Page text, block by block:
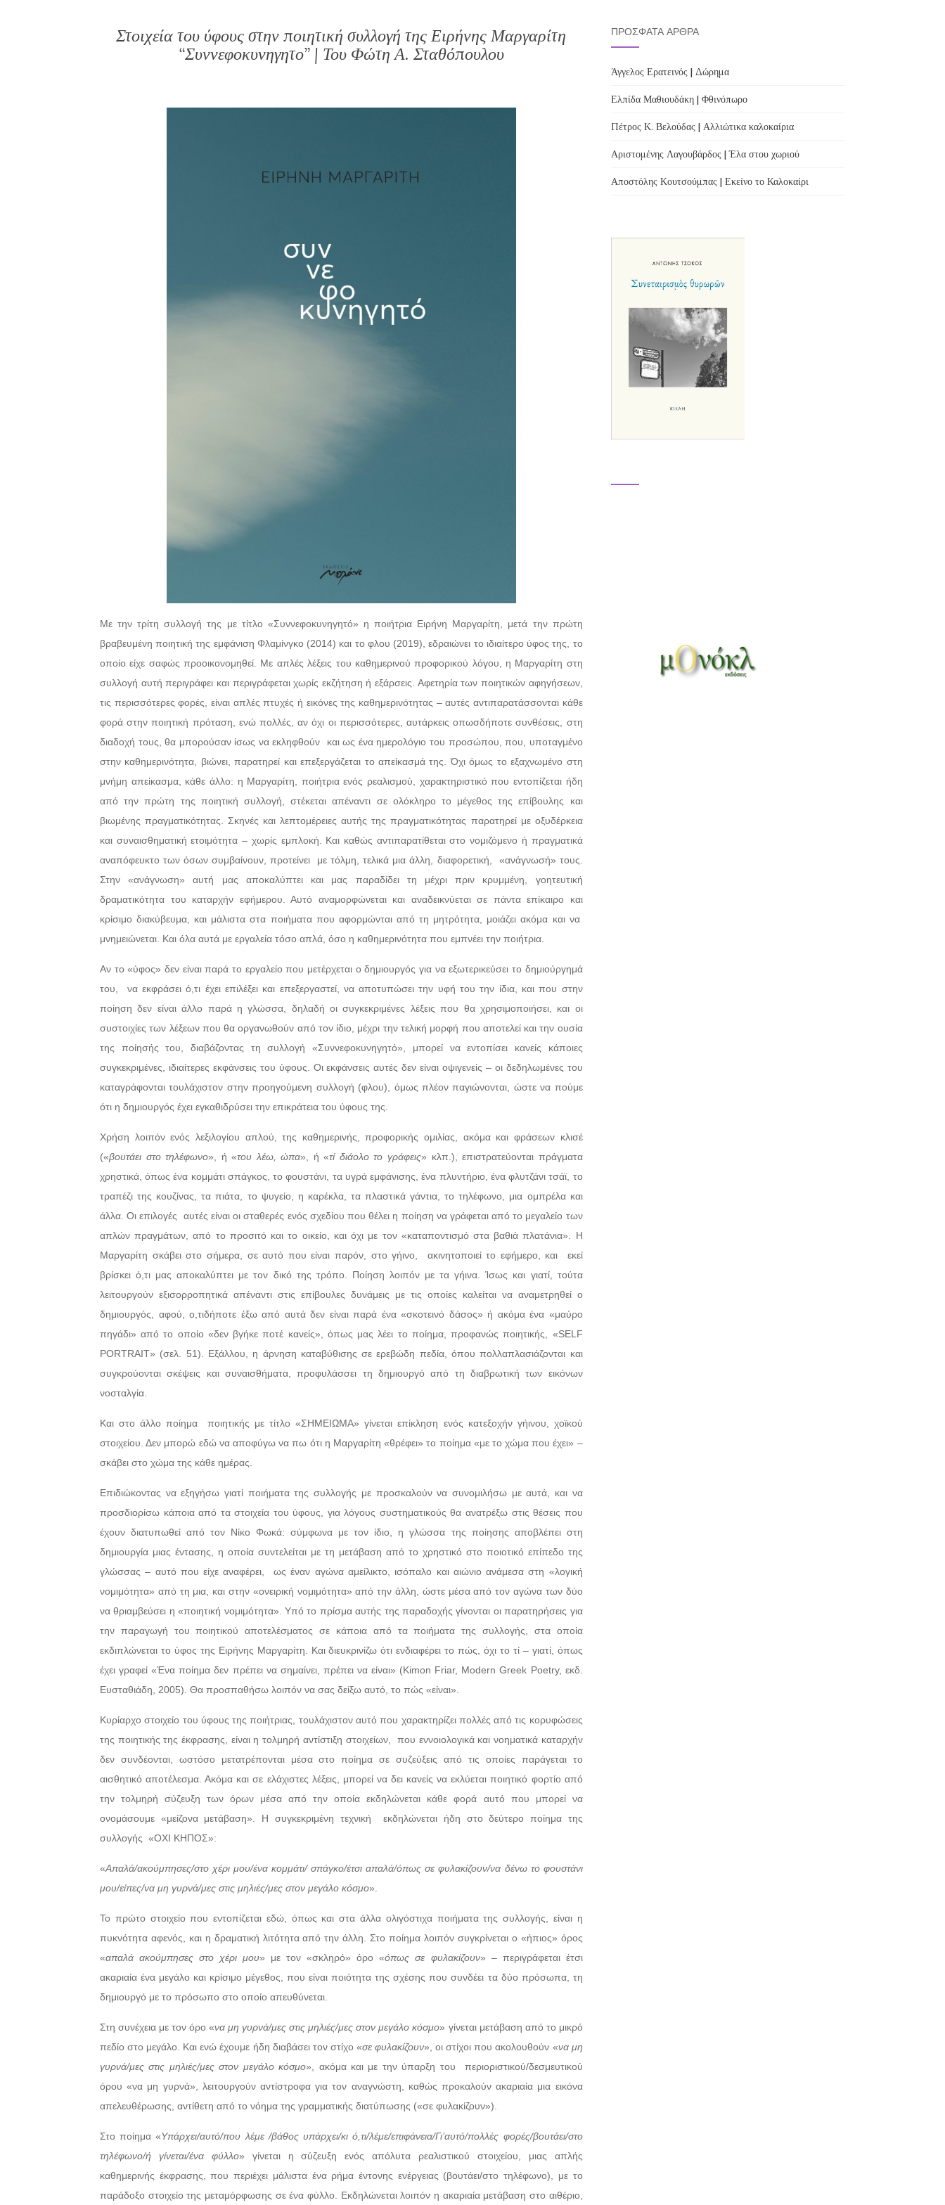
Στοιχεία του ύφους στην ποιητική συλλογή της Ειρήνης Μαργαρίτη
“Συννεφοκυνηγητο” | Του Φώτη Α. Σταθόπουλου
Με την τρίτη συλλογή της με τίτλο «Συννεφοκυνηγητό» η ποιήτρια Ειρήνη Μαργαρίτη, μετά την πρώτη
βραβευμένη ποιητική της εμφάνιση Φλαμίνγκο (2014) και το φλου (2019), εδραιώνει το ιδιαίτερο ύφος της, το
οποίο είχε σαφώς προοικονομηθεί. Με απλές λέξεις του καθημερινού προφορικού λόγου, η Μαργαρίτη στη
συλλογή αυτή περιγράφει και περιγράφεται χωρίς εκζήτηση ή εξάρσεις. Αφετηρία των ποιητικών αφηγήσεων,
τις περισσότερες φορές, είναι απλές πτυχές ή εικόνες της καθημερινότητας – αυτές αντιπαρατάσσονται κάθε
φορά στην ποιητική πρόταση, ενώ πολλές, αν όχι οι περισσότερες, αυτάρκεις οπωσδήποτε συνθέσεις, στη
διαδοχή τους, θα μπορούσαν ίσως να εκληφθούν
και ως ένα ημερολόγιο του προσώπου, που, υποταγμένο
στην καθημερινότητα, βιώνει, παρατηρεί και επεξεργάζεται το απείκασμά της. Όχι όμως το εξαχνωμένο στη
μνήμη απείκασμα, κάθε άλλο: η Μαργαρίτη, ποιήτρια ενός ρεαλισμού, χαρακτηριστικό που εντοπίζεται ήδη
από την πρώτη της ποιητική συλλογή, στέκεται απέναντι σε ολόκληρο το μέγεθος της επίβουλης και
βιωμένης πραγματικότητας. Σκηνές και λεπτομέρειες αυτής της πραγματικότητας παρατηρεί με οξυδέρκεια
και συναισθηματική ετοιμότητα – χωρίς εμπλοκή. Και καθώς αντιπαρατίθεται στο νομιζόμενο ή πραγματικά
αναπόφευκτο των όσων συμβαίνουν, προτείνει
με τόλμη, τελικά μια άλλη, διαφορετική,
«ανάγνωσή» τους.
Στην «ανάγνωση» αυτή μας αποκαλύπτει και μας παραδίδει τη μέχρι πριν κρυμμένη, γοητευτική
δραματικότητα του καταρχήν εφήμερου. Αυτό αναμορφώνεται και αναδεικνύεται σε πάντα επίκαιρο και
κρίσιμο διακύβευμα, και μάλιστα στα ποιήματα που αφορμώνται από τη μητρότητα, μοιάζει ακόμα και να
μνημειώνεται. Και όλα αυτά με εργαλεία τόσο απλά, όσο η καθημερινότητα που εμπνέει την ποιήτρια.
Αν το «ύφος» δεν είναι παρά το εργαλείο που μετέρχεται ο δημιουργός για να εξωτερικεύσει το δημιούργημά
του,
να εκφράσει ό,τι έχει επιλέξει και επεξεργαστεί, να αποτυπώσει την υφή του την ίδια, και που στην
ποίηση δεν είναι άλλο παρά η γλώσσα, δηλαδή οι συγκεκριμένες λέξεις που θα χρησιμοποιήσει, και οι
συστοιχίες των λέξεων που θα οργανωθούν από τον ίδιο, μέχρι την τελική μορφή που αποτελεί και την ουσία
της ποίησής του, διαβάζοντας τη συλλογή «Συννεφοκυνηγητό», μπορεί να εντοπίσει κανείς κάποιες
συγκεκριμένες, ιδιαίτερες εκφάνσεις του ύφους. Οι εκφάνσεις αυτές δεν είναι οψιγενείς – οι δεδηλωμένες του
καταγράφονται τουλάχιστον στην προηγούμενη συλλογή (φλου), όμως πλέον παγιώνονται, ώστε να πούμε
ότι η δημιουργός έχει εγκαθιδρύσει την επικράτεια του ύφους της.
Χρήση λοιπόν ενός λεξιλογίου απλού, της καθημερινής, προφορικής ομιλίας, ακόμα και φράσεων κλισέ
(«βουτάει στο τηλέφωνο», ή «του λέω, ώπα», ή «τί διάολο το γράφεις» κλπ.), επιστρατεύονται πράγματα
χρηστικά, όπως ένα κομμάτι σπάγκος, το φουστάνι, τα υγρά εμφάνισης, ένα πλυντήριο, ένα φλυτζάνι τσάϊ, το
τραπέζι της κουζίνας, τα πιάτα, το ψυγείο, η καρέκλα, τα πλαστικά γάντια, το τηλέφωνο, μια ομπρέλα και
άλλα. Οι επιλογές
αυτές είναι οι σταθερές ενός σχεδίου που θέλει η ποίηση να γράφεται από το μεγαλείο των
απλών πραγμάτων, από το προσιτό και το οικείο, και όχι με τον «καταποντισμό στα βαθιά πλατάνια». Η
Μαργαρίτη σκάβει στο σήμερα, σε αυτό που είναι παρόν, στο γήινο,
ακινητοποιεί το εφήμερο, και
εκεί
βρίσκει ό,τι μας αποκαλύπτει με τον δικό της τρόπο. Ποίηση λοιπόν με τα γήινα. Ίσως και γιατί, τούτα
λειτουργούν εξισορροπητικά απέναντι στις επίβουλες δυνάμεις με τις οποίες καλείται να αναμετρηθεί ο
δημιουργός, αφού, ο,τιδήποτε έξω από αυτά δεν είναι παρά ένα «σκοτεινό δάσος» ή ακόμα ένα «μαύρο
πηγάδι» από το οποίο «δεν βγήκε ποτέ κανείς», όπως μας λέει το ποίημα, προφανώς ποιητικής, «SELF
PORTRAIT» (σελ. 51). Εξάλλου, η άρνηση καταβύθισης σε ερεβώδη πεδία, όπου πολλαπλασιάζονται και
συγκρούονται σκέψεις και συναισθήματα, προφυλάσσει τη δημιουργό από τη διαβρωτική των εικόνων
νοσταλγία.
Και στο άλλο ποίημα
ποιητικής με τίτλο «ΣΗΜΕΙΩΜΑ» γίνεται επίκληση ενός κατεξοχήν γήινου, χοϊκού
στοιχείου. Δεν μπορώ εδώ να αποφύγω να πω ότι η Μαργαρίτη «θρέφει» το ποίημα «με το χώμα που έχει» –
σκάβει στο χώμα της κάθε ημέρας.
Επιδιώκοντας να εξηγήσω γιατί ποιήματα της συλλογής με προσκαλούν να συνομιλήσω με αυτά, και να
προσδιορίσω κάποια από τα στοιχεία του ύφους, για λόγους συστηματικούς θα ανατρέξω στις θέσεις που
έχουν διατυπωθεί από τον Νίκο Φωκά: σύμφωνα με τον ίδιο, η γλώσσα της ποίησης αποβλέπει στη
δημιουργία μιας έντασης, η οποία συντελείται με τη μετάβαση από το χρηστικό στο ποιοτικό επίπεδο της
γλώσσας – αυτό που είχε αναφέρει,
ως έναν αγώνα αμείλικτο, ισόπαλο και αιώνιο ανάμεσα στη «λογική
νομιμότητα» από τη μια, και στην «ονειρική νομιμότητα» από την άλλη, ώστε μέσα από τον αγώνα των δύο
να θριαμβεύσει η «ποιητική νομιμότητα». Υπό το πρίσμα αυτής της παραδοχής γίνονται οι παρατηρήσεις για
την παραγωγή του ποιητικού αποτελέσματος σε κάποια από τα ποιήματα της συλλογής, στα οποία
εκδιπλώνεται το ύφος της Ειρήνης Μαργαρίτη. Και διευκρινίζω ότι ενδιαφέρει το πώς, όχι το τί – γιατί, όπως
έχει γραφεί «Ένα ποίημα δεν πρέπει να σημαίνει, πρέπει να είναι» (Kimon Friar, Modern Greek Poetry, εκδ.
Ευσταθιάδη, 2005). Θα προσπαθήσω λοιπόν να σας δείξω αυτό, το πώς «είναι».
Κυρίαρχο στοιχείο του ύφους της ποιήτριας, τουλάχιστον αυτό που χαρακτηρίζει πολλές από τις κορυφώσεις
της ποιητικής της έκφρασης, είναι η τολμηρή αντίστιξη στοιχείων,
που εννοιολογικά και νοηματικά καταρχήν
δεν συνδέονται, ωστόσο μετατρέπονται μέσα στο ποίημα σε συζεύξεις από τις οποίες παράγεται το
αισθητικό αποτέλεσμα. Ακόμα και σε ελάχιστες λέξεις, μπορεί να δει κανείς να εκλύεται ποιητικό φορτίο από
την τολμηρή σύζευξη των όρων μέσα από την οποία εκδηλώνεται κάθε φορά αυτό που μπορεί να
ονομάσουμε «μείζονα μετάβαση». Η συγκεκριμένη τεχνική
εκδηλώνεται ήδη στο δεύτερο ποίημα της
συλλογής «ΟΧΙ ΚΗΠΟΣ»:
«Απαλά/ακούμπησες/στο χέρι μου/ένα κομμάτι/ σπάγκο/έτσι απαλά/όπως σε φυλακίζουν/να δένω το φουστάνι
μου/είπες/να μη γυρνά/μες στις μηλιές/μες στον μεγάλο κόσμο».
Το πρώτο στοιχείο που εντοπίζεται εδώ, όπως και στα άλλα ολιγόστιχα ποιήματα της συλλογής, είναι η
πυκνότητα αφενός, και η δραματική λιτότητα από την άλλη. Στο ποίημα λοιπόν συγκρίνεται ο «ήπιος» όρος
«απαλά ακούμπησες στο χέρι μου» με τον «σκληρό» όρο «όπως σε φυλακίζουν» – περιγράφεται έτσι
ακαριαία ένα μεγάλο και κρίσιμο μέγεθος, που είναι ποιότητα της σχέσης που συνδέει τα δύο πρόσωπα, τη
δημιουργό με το πρόσωπο στο οποίο απευθύνεται.
Στη συνέχεια με τον όρο «να μη γυρνά/μες στις μηλιές/μες στον μεγάλο κόσμο» γίνεται μετάβαση από το μικρό
πεδίο στο μεγάλο. Και ενώ έχουμε ήδη διαβάσει τον στίχο «σε φυλακίζουν», οι στίχοι που ακολουθούν «να μη
γυρνά/μες στις μηλιές/μες στον μεγάλο κόσμο», ακόμα και με την ύπαρξη του
περιοριστικού/δεσμευτικού
όρου «να μη γυρνά», λειτουργούν αντίστροφα για τον αναγνώστη, καθώς προκαλούν ακαριαία μια εικόνα
απελευθέρωσης, αντίθετη από το νόημα της γραμματικής διατύπωσης («σε φυλακίζουν»).
Στο ποίημα «Υπάρχει/αυτό/που λέμε /βάθος υπάρχει/κι ό,τι/λέμε/επιφάνεια/Γι’αυτό/πολλές φορές/βουτάει/στο
τηλέφωνο/ή γίνεται/ένα φύλλο» γίνεται η σύζευξη ενός απόλυτα ρεαλιστικού στοιχείου, μιας απλής
καθημερινής έκφρασης, που περιέχει μάλιστα ένα ρήμα έντονης ενέργειας (βουτάει/στο τηλέφωνο), με το
παράδοξο στοιχείο της μεταμόρφωσης σε ένα φύλλο. Εκδηλώνεται λοιπόν η ακαριαία μετάβαση στο αιθέριο,
ΠΡΌΣΦΑΤΑ ΆΡΘΡΑ
Άγγελος Ερατεινός | Δώρημα
Ελπίδα Μαθιουδάκη | Φθινόπωρο
Πέτρος Κ. Βελούδας | Αλλιώτικα καλοκαίρια
Αριστομένης Λαγουβάρδος | Έλα στου χωριού
Αποστόλης Κουτσούμπας | Εκείνο το Καλοκαίρι